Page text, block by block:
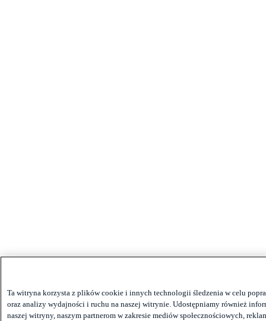
Ta witryna korzysta z plików cookie i innych technologii śledzenia w celu
oraz analizy wydajności i ruchu na naszej witrynie. Udostępniamy również
naszej witryny, naszym partnerom w zakresie mediów społecznościowych,